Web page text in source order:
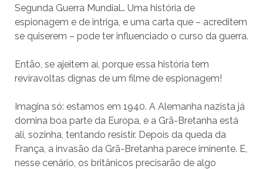
Segunda Guerra Mundial… Uma história de
espionagem e de intriga, e uma carta que – acreditem
se quiserem – pode ter influenciado o curso da guerra.
Então, se ajeitem aí, porque essa história tem
reviravoltas dignas de um filme de espionagem!
Imagina só: estamos em 1940. A Alemanha nazista já
domina boa parte da Europa, e a Grã-Bretanha está
ali, sozinha, tentando resistir. Depois da queda da
França, a invasão da Grã-Bretanha parece iminente. E,
nesse cenário, os britânicos precisarão de algo